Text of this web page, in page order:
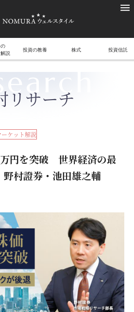
説
投資の教養 株式 投資信託
リサーチ
ケット解説
円を突破 世界経済の最
村證券・池田雄之輔